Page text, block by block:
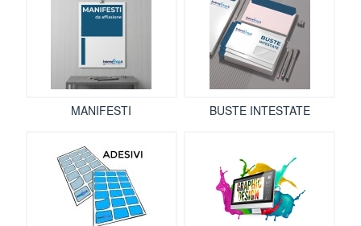
MANIFESTI BUSTE INTESTATE